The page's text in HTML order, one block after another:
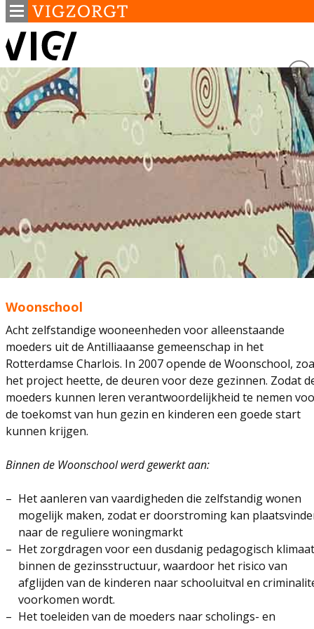
Woonschool
Acht zelfstandige wooneenheden voor alleenstaande
moeders uit de Antilliaaanse gemeenschap in het
Rotterdamse Charlois. In 2007 opende de Woonschool,
het project heette, de deuren voor deze gezinnen. Zodat
moeders kunnen leren verantwoordelijkheid te nemen
de toekomst van hun gezin en kinderen een goede start
kunnen krijgen.
Binnen de Woonschool werd gewerkt aan:
Het aanleren van vaardigheden die zelfstandig wonen
mogelijk maken, zodat er doorstroming kan
naar de reguliere woningmarkt
Het zorgdragen voor een dusdanig pedagogisch klimaat
binnen de gezinsstructuur, waardoor het risico van
afglijden van de kinderen naar schooluitval en
voorkomen wordt.
Het toeleiden van de moeders naar scholings- en